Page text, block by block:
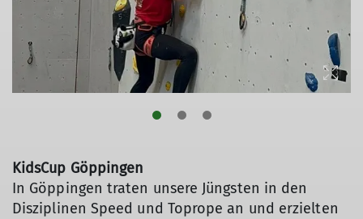
KidsCup Göppingen
In Göppingen traten unsere Jüngsten in den
Disziplinen Speed und Toprope an und erzielten